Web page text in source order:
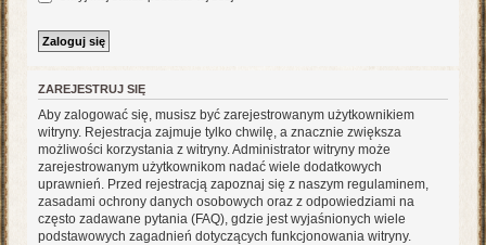
ZAREJESTRUJ SIĘ
Aby zalogować się, musisz być zarejestrowanym użytkownikiem
witryny. Rejestracja zajmuje tylko chwilę, a znacznie zwiększa
możliwości korzystania z witryny. Administrator witryny może
zarejestrowanym użytkownikom nadać wiele dodatkowych
uprawnień. Przed rejestracją zapoznaj się z naszym regulaminem,
zasadami ochrony danych osobowych oraz z odpowiedziami na
często zadawane pytania (FAQ), gdzie jest wyjaśnionych wiele
podstawowych zagadnień dotyczących funkcjonowania witryny.